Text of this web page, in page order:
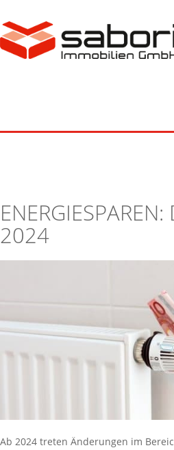
2024
Ab 2024 treten Änderungen im